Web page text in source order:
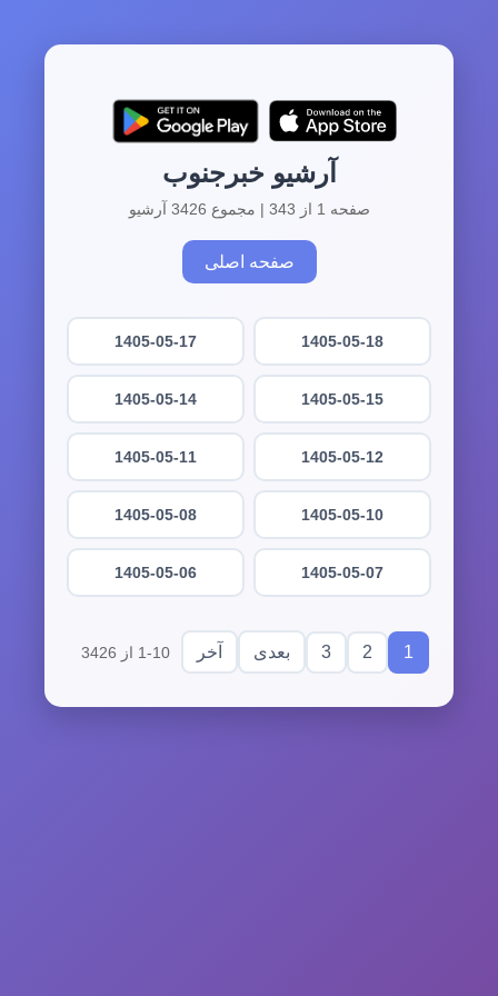
آرشیو خبرجنوب
صفحه 1 از 343 | مجموع 3426 آرشیو
صفحه اصلی
1405-05-18
1405-05-17
1405-05-15
1405-05-14
1405-05-12
1405-05-11
1405-05-10
1405-05-08
1405-05-07
1405-05-06
1
2
3 بعدی آخر 1-10 از 3426